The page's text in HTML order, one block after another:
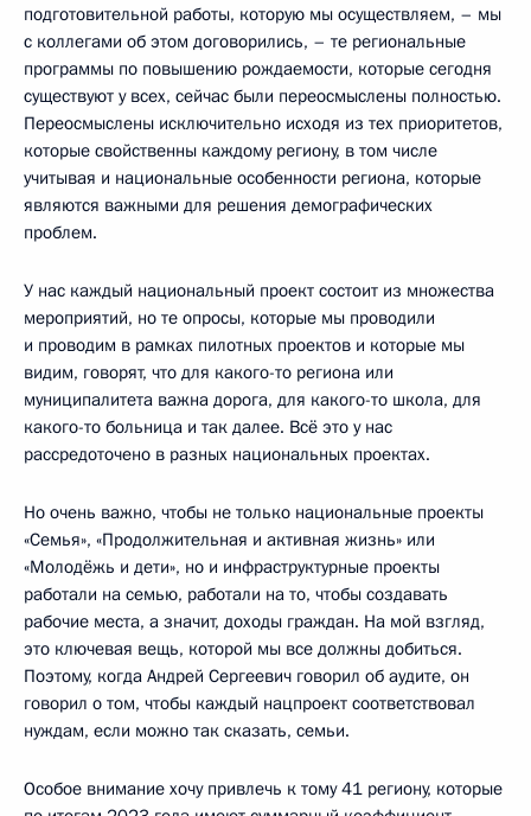
подготовительной работы, которую мы осуществляем, – мы
с коллегами об этом договорились, – те региональные
программы по повышению рождаемости, которые сегодня
существуют у всех, сейчас были переосмыслены полностью.
Переосмыслены исключительно исходя из тех приоритетов,
которые свойственны каждому региону, в том числе
учитывая и национальные особенности региона, которые
являются важными для решения демографических
проблем.
У нас каждый национальный проект состоит из множества
мероприятий, но те опросы, которые мы проводили
и проводим в рамках пилотных проектов и которые мы
видим, говорят, что для какого-то региона или
муниципалитета важна дорога, для какого-то школа, для
какого-то больница и так далее. Всё это у нас
рассредоточено в разных национальных проектах.
Но очень важно, чтобы не только национальные проекты
«Семья», «Продолжительная и активная жизнь» или
«Молодёжь и дети», но и инфраструктурные проекты
работали на семью, работали на то, чтобы создавать
рабочие места, а значит, доходы граждан. На мой взгляд,
это ключевая вещь, которой мы все должны добиться.
Поэтому, когда Андрей Сергеевич говорил об аудите, он
говорил о том, чтобы каждый нацпроект соответствовал
нуждам, если можно так сказать, семьи.
Особое внимание хочу привлечь к тому 41 региону, которые